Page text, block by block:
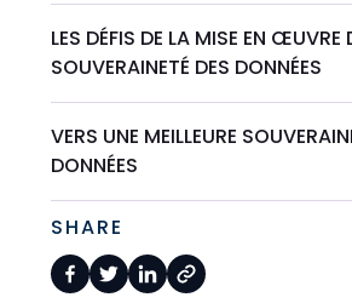
LES DÉFIS DE LA MISE EN ŒUVRE
SOUVERAINETÉ DES DONNÉES
VERS UNE MEILLEURE
DONNÉES
SHARE